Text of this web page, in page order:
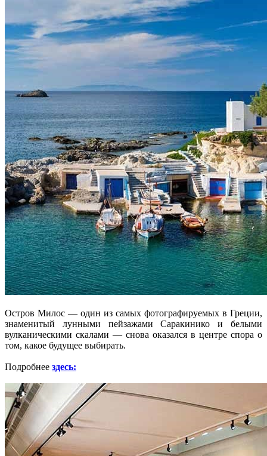
Остров Милос — один из самых фотографируемых в Греции,
знаменитый лунными пейзажами Саракинико и белыми
вулканическими скалами — снова оказался в центре спора о
том, какое будущее выбирать.
Подробнее здесь: